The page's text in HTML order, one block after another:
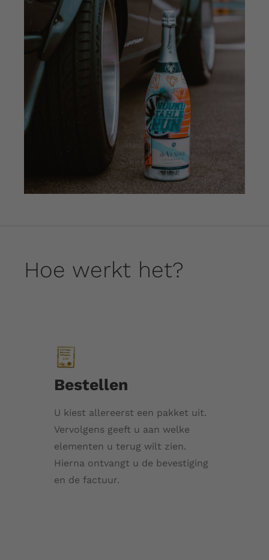
Hoe werkt het?
Bestellen
U kiest allereerst een pakket uit.
Vervolgens geeft u aan welke
elementen u terug wilt zien.
Hierna ontvangt u de bevestiging
en de factuur.